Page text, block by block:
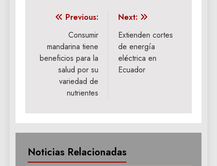
Navegación
entradas
Previous:
Consumir
mandarina tiene
beneficios para la
salud por su
variedad de
nutrientes
Next:
Extienden cortes
de energía
eléctrica en
Ecuador
Noticias Relacionadas